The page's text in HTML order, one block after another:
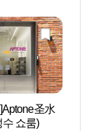
圣水
수 쇼룸)